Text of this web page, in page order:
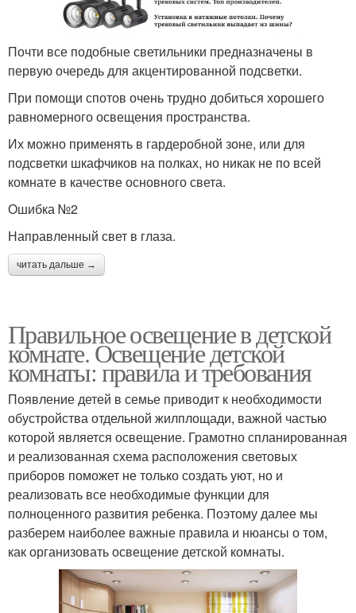
Почти все подобные светильники предназначены в
первую очередь для акцентированной подсветки.
При помощи спотов очень трудно добиться хорошего
равномерного освещения пространства.
Их можно применять в гардеробной зоне, или для
подсветки шкафчиков на полках, но никак не по всей
комнате в качестве основного света.
Ошибка №2
Направленный свет в глаза.
читать дальше →
Правильное освещение в детской
комнате. Освещение детской
комнаты: правила и требования
Появление детей в семье приводит к необходимости
обустройства отдельной жилплощади, важной частью
которой является освещение. Грамотно спланированная
и реализованная схема расположения световых
приборов поможет не только создать уют, но и
реализовать все необходимые функции для
полноценного развития ребенка. Поэтому далее мы
разберем наиболее важные правила и нюансы о том,
как организовать освещение детской комнаты.